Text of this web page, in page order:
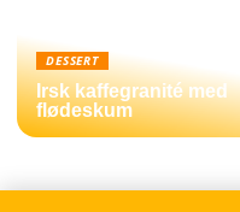
DESSERT
Irsk kaffegranité med
flødeskum